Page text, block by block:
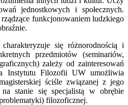
jednostkowych i społecznych.
funkcjonowaniem ludzkiego
się różnorodnością i
przedmiotów (seminariów,
zależy od zainteresowań
Instytutu Filozofii UW umożliwia
ściśle związanej z jego
na stanie się specjalistą w obrębie
filozoficznej.